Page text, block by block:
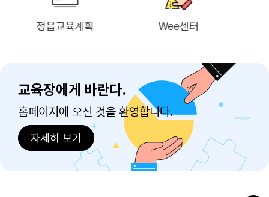
Wee센터 특수교육지원센터
교육장에게 바란다.
홈페이지에 오신 것을 환영합니다.
자세히 보기